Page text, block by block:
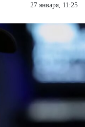
27 января, 11:25